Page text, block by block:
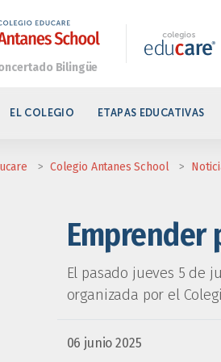
EL COLEGIO ETAPAS EDUCATIVAS
> Colegio Antanes School >
Emprender
El pasado jueves 5 de
organizada por el
06 junio 2025